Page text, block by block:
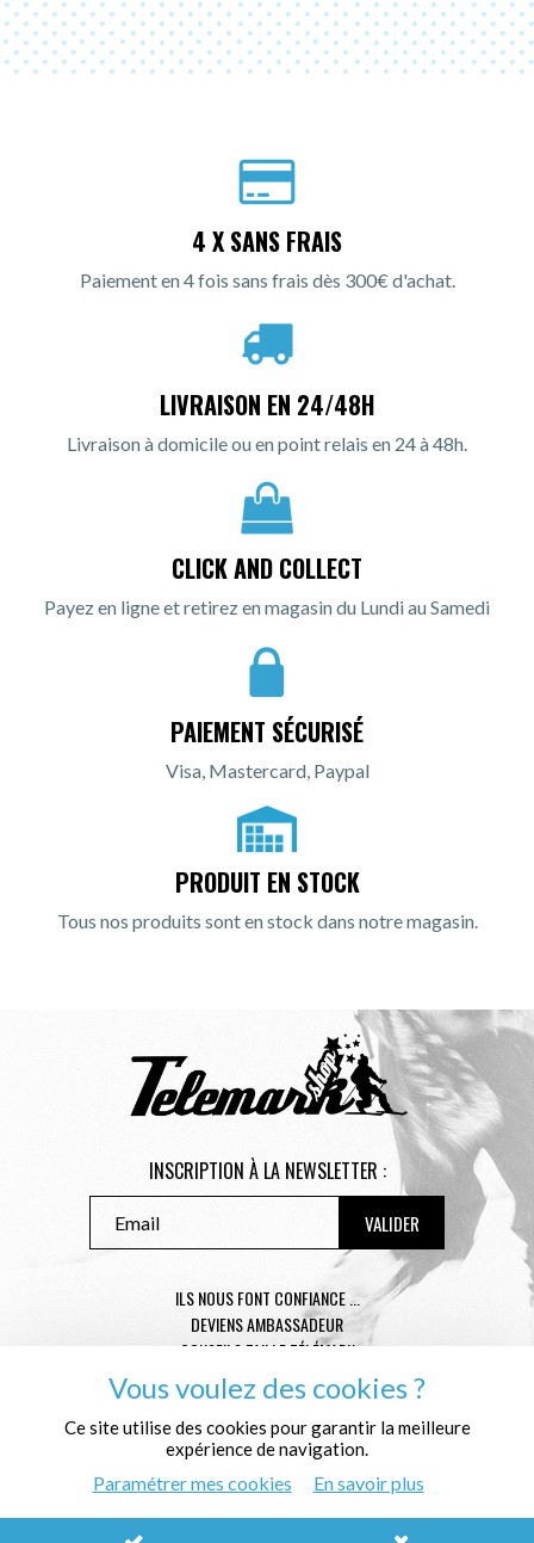
4 X SANS FRAIS
Paiement en 4 fois sans frais dès 300€ d'achat.
LIVRAISON EN 24/48H
Livraison à domicile ou en point relais en 24 à 48h.
CLICK AND COLLECT
Payez en ligne et retirez en magasin du Lundi au Samedi
PAIEMENT SÉCURISÉ
Visa, Mastercard, Paypal
PRODUIT EN STOCK
Tous nos produits sont en stock dans notre magasin.
INSCRIPTION À LA NEWSLETTER :
ILS NOUS FONT CONFIANCE ...
DEVIENS AMBASSADEUR
CONSEILS TAILLE TÉLÉMARK
CONDITIONS GÉNÉRALES DE VENTE
MENTIONS LÉGALES
POLITIQUE DE CONFIDENTIALITÉ
QUI SOMMES NOUS ?
Vous voulez des cookies ?
Ce site utilise des cookies pour garantir la meilleure
expérience de navigation.
Paramétrer mes cookies En savoir plus